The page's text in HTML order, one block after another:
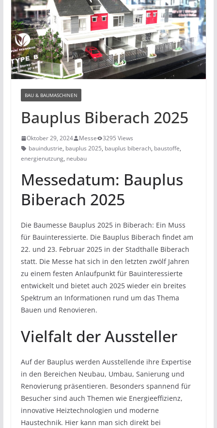
BAU & BAUMASCHINEN
Bauplus Biberach 2025
Oktober 29, 2024 Messe
3295 Views
bauindustrie, bauplus 2025, bauplus biberach, baustoffe,
energienutzung, neubau
Messedatum: Bauplus
Biberach 2025
Die Baumesse Bauplus 2025 in Biberach: Ein Muss
für Bauinteressierte. Die Bauplus Biberach findet am
22. und 23. Februar 2025 in der Stadthalle Biberach
statt. Die Messe hat sich in den letzten zwölf Jahren
zu einem festen Anlaufpunkt für Bauinteressierte
entwickelt und bietet auch 2025 wieder ein breites
Spektrum an Informationen rund um das Thema
Bauen und Renovieren.
Vielfalt der Aussteller
Auf der Bauplus werden Ausstellende ihre Expertise
in den Bereichen Neubau, Umbau, Sanierung und
Renovierung präsentieren. Besonders spannend für
Besucher sind auch Themen wie Energieeffizienz,
innovative Heiztechnologien und moderne
Haustechnik. Hier kann man sich direkt bei